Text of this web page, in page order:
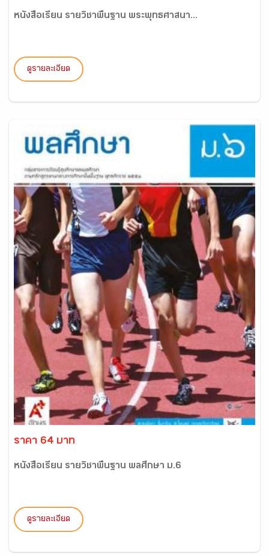
หนังสือเรียน รายวิชาพื้นฐาน พระพุทธศาสนา...
ดูรายละเอียด
ราคา 64 บาท
หนังสือเรียน รายวิชาพื้นฐาน พลศึกษา ม.6
ดูรายละเอียด